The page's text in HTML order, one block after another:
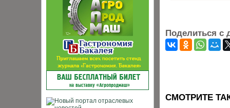
Поделиться с
CМОТРИТЕ